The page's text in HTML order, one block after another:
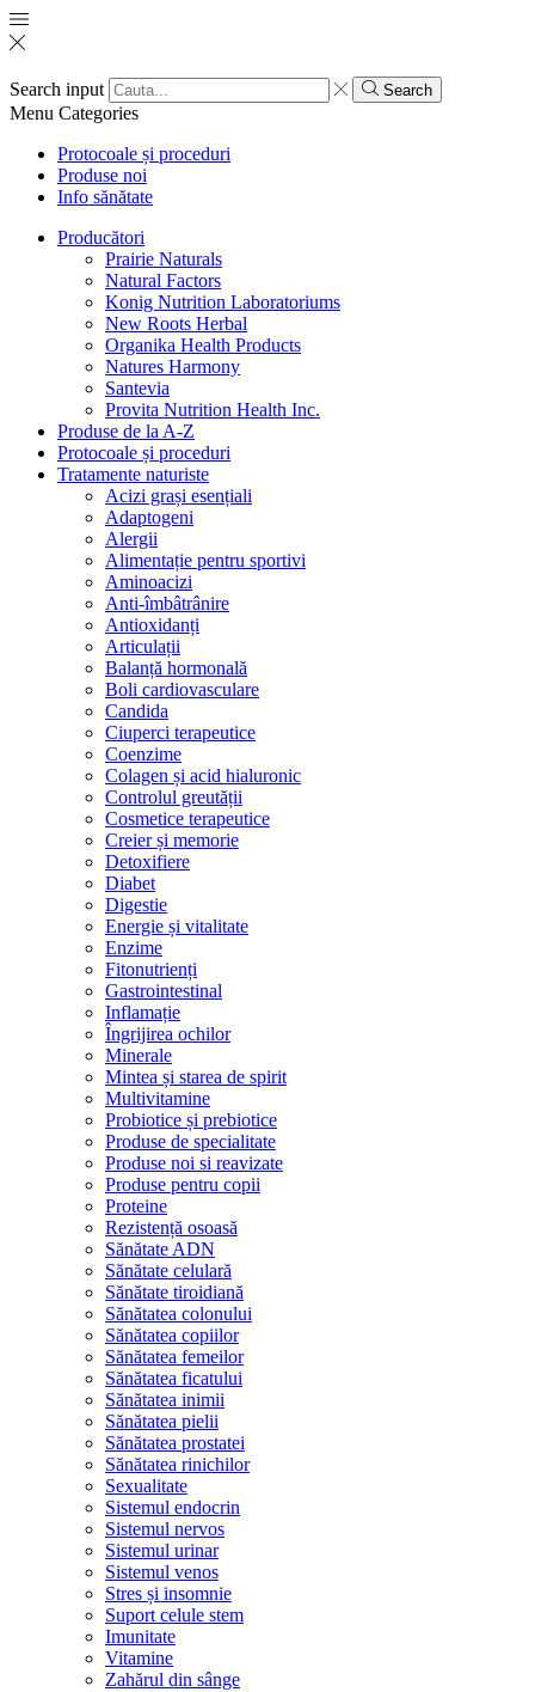
Search input Search
Menu Categories
Protocoale și proceduri
Produse noi
Info sănătate
Producători
Prairie Naturals
Natural Factors
Konig Nutrition Laboratoriums
New Roots Herbal
Organika Health Products
Natures Harmony
Santevia
Provita Nutrition Health Inc.
Produse de la A-Z
Protocoale și proceduri
Tratamente naturiste
Acizi grași esențiali
Adaptogeni
Alergii
Alimentație pentru sportivi
Aminoacizi
Anti-îmbâtrânire
Antioxidanți
Articulații
Balanță hormonală
Boli cardiovasculare
Candida
Ciuperci terapeutice
Coenzime
Colagen și acid hialuronic
Controlul greutății
Cosmetice terapeutice
Creier și memorie
Detoxifiere
Diabet
Digestie
Energie și vitalitate
Enzime
Fitonutrienți
Gastrointestinal
Inflamație
Îngrijirea ochilor
Minerale
Mintea și starea de spirit
Multivitamine
Probiotice și prebiotice
Produse de specialitate
Produse noi si reavizate
Produse pentru copii
Proteine
Rezistență osoasă
Sănătate ADN
Sănătate celulară
Sănătate tiroidiană
Sănătatea colonului
Sănătatea copiilor
Sănătatea femeilor
Sănătatea ficatului
Sănătatea inimii
Sănătatea pielii
Sănătatea prostatei
Sănătatea rinichilor
Sexualitate
Sistemul endocrin
Sistemul nervos
Sistemul urinar
Sistemul venos
Stres și insomnie
Suport celule stem
Imunitate
Vitamine
Zahărul din sânge